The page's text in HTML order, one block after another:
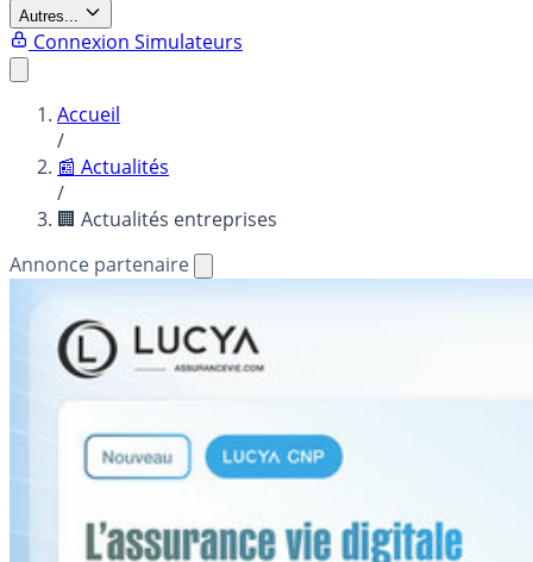
Autres...
Connexion Simulateurs
Accueil
/
📰 Actualités
/
🏢 Actualités entreprises
Annonce partenaire